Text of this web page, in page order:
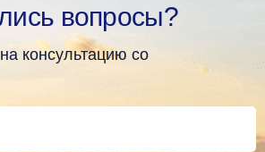
вопросы?
консультацию со